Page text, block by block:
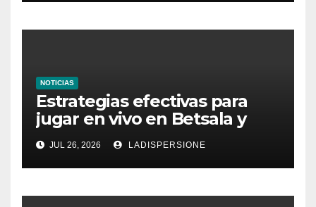
NOTICIAS
Estrategias efectivas para
jugar en vivo en Betsala y
aumentar tus ganancias
JUL 26, 2026 LADISPERSIONE